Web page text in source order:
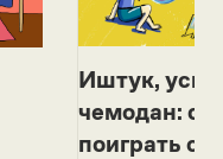
Иштук,
чемодан:
поиграть с